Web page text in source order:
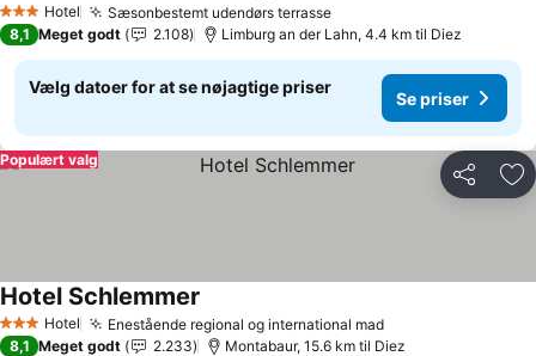
3 StjernerHotel Sæsonbestemt udendørs terrasse
8,1 Meget godt 2.108 Limburg an der Lahn, 4.4 km til Diez
Vælg datoer for at se nøjagtige priser
Se priser
Del
Populært valg
3 StjernerHotel Enestående regional og international mad
Hotel Schlemmer
8,1 Meget godt 2.233 Montabaur, 15.6 km til Diez